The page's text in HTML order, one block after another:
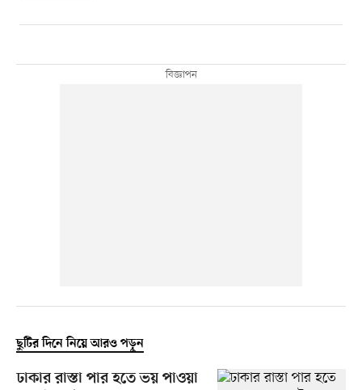
ছুটির দিনে নিয়ে আরও পড়ুন
ঢাকার রাস্তা পার হতে ভয় পাওয়া